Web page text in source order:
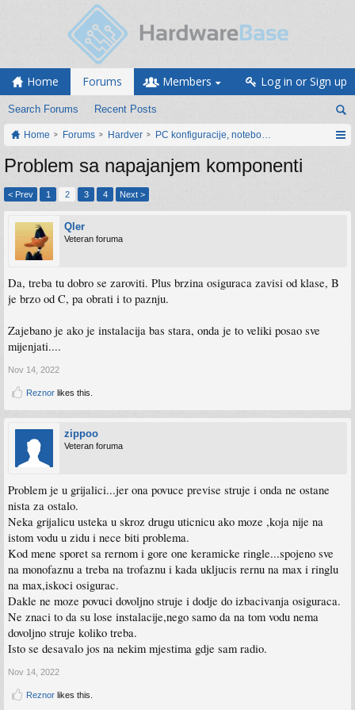
Home Forums
Search Forums Recent Posts
Members Log in or Sign up
Home Forums Hardver PC konfiguracije, notebook računari, servis
Problem sa napajanjem komponenti
< Prev 1 2 3 4 Next >
Qler
Veteran foruma
Da, treba tu dobro se zaroviti. Plus brzina osiguraca zavisi od klase, B
je brzo od C, pa obrati i to paznju.
Zajebano je ako je instalacija bas stara, onda je to veliki posao sve
mijenjati....
Nov 14, 2022
Reznor likes this.
zippoo
Veteran foruma
Problem je u grijalici...jer ona povuce previse struje i onda ne ostane
nista za ostalo.
Neka grijalicu usteka u skroz drugu uticnicu ako moze ,koja nije na
istom vodu u zidu i nece biti problema.
Kod mene sporet sa rernom i gore one keramicke ringle...spojeno sve
na monofaznu a treba na trofaznu i kada ukljucis rernu na max i ringlu
na max,iskoci osigurac.
Dakle ne moze povuci dovoljno struje i dodje do izbacivanja osiguraca.
Ne znaci to da su lose instalacije,nego samo da na tom vodu nema
dovoljno struje koliko treba.
Isto se desavalo jos na nekim mjestima gdje sam radio.
Nov 14, 2022
Reznor likes this.